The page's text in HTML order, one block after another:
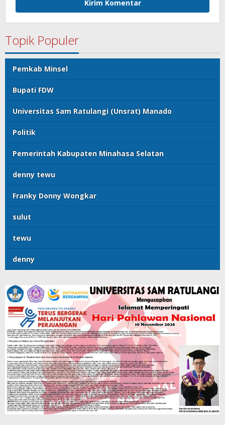
Topik Populer
Pemkab Minsel
Bupati FDW
Universitas Sam Ratulangi (Unsrat) Manado
Politik
Pemerintah Kabupaten Minahasa Selatan
denny tewu
Franky Donny Wongkar
sulut
tewu
denny